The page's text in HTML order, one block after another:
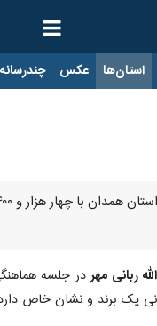
استان‌ها عکس
ربانی مهردر جلسه
یک برند و نشان خاص